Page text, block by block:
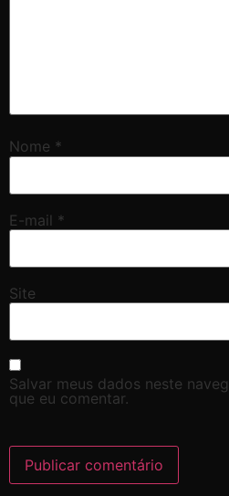
Nome *
E-mail *
Site
Salvar meus dados neste
que eu comentar.